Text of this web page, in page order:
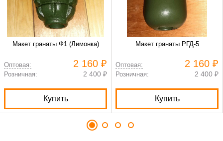
Макет гранаты Ф1 (Лимонка)
Оптовая: 2 160 ₽
Розничная: 2 400 ₽
Купить
Макет гранаты РГД-5
Оптовая: 2 160 ₽
Розничная: 2 400 ₽
Купить